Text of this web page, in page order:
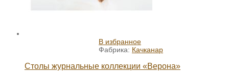
В избранное
Фабрика: Качканар
Столы журнальные коллекции «Верона»